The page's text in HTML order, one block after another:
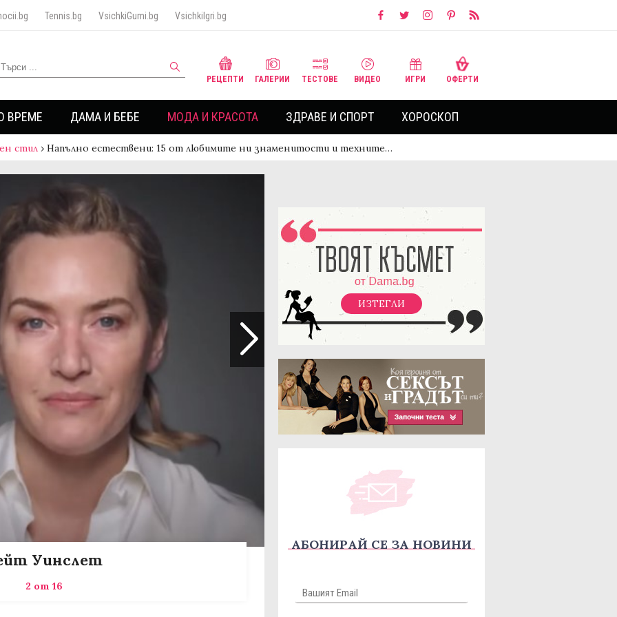
Tennis.bg VsichkiGumi.bg VsichkiIgri.bg
РЕЦЕПТИ ГАЛЕРИИ ТЕСТОВЕ ВИДЕО ИГРИ ОФЕРТИ
ВРЕМЕ ДАМА И БЕБЕ МОДА И КРАСОТА ЗДРАВЕ И СПОРТ ХОРОСКОП
стил › Напълно естествени: 15 от любимите ни знаменитости и техните…
Уинслет
2 от 16
ИЗТЕГЛИ
АБОНИРАЙ СЕ ЗА НОВИНИ